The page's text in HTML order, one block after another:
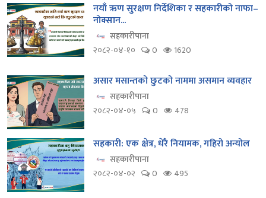
नयाँ ऋण सुरक्षण निर्देशिका र सहकारीको नाफा–
नोक्सान...
सहकारीपाना
२०८२-०४-१०
0 1620
असार मसान्तको छुटको नाममा असमान व्यवहार
सहकारीपाना
२०८२-०४-०५
0 478
सहकारी: एक क्षेत्र, धेरै नियामक, गहिरो अन्योल
सहकारीपाना
२०८२-०४-०२
0 495